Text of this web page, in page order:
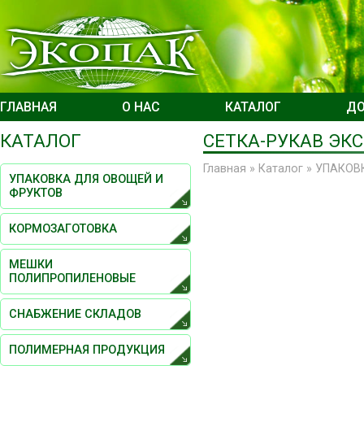
ГЛАВНАЯ О НАС КАТАЛОГ
СЕТКА-РУКАВ
Главная » Каталог »
КАТАЛОГ
УПАКОВКА ДЛЯ ОВОЩЕЙ И
ФРУКТОВ
КОРМОЗАГОТОВКА
МЕШКИ
ПОЛИПРОПИЛЕНОВЫЕ
СНАБЖЕНИЕ СКЛАДОВ
ПОЛИМЕРНАЯ ПРОДУКЦИЯ